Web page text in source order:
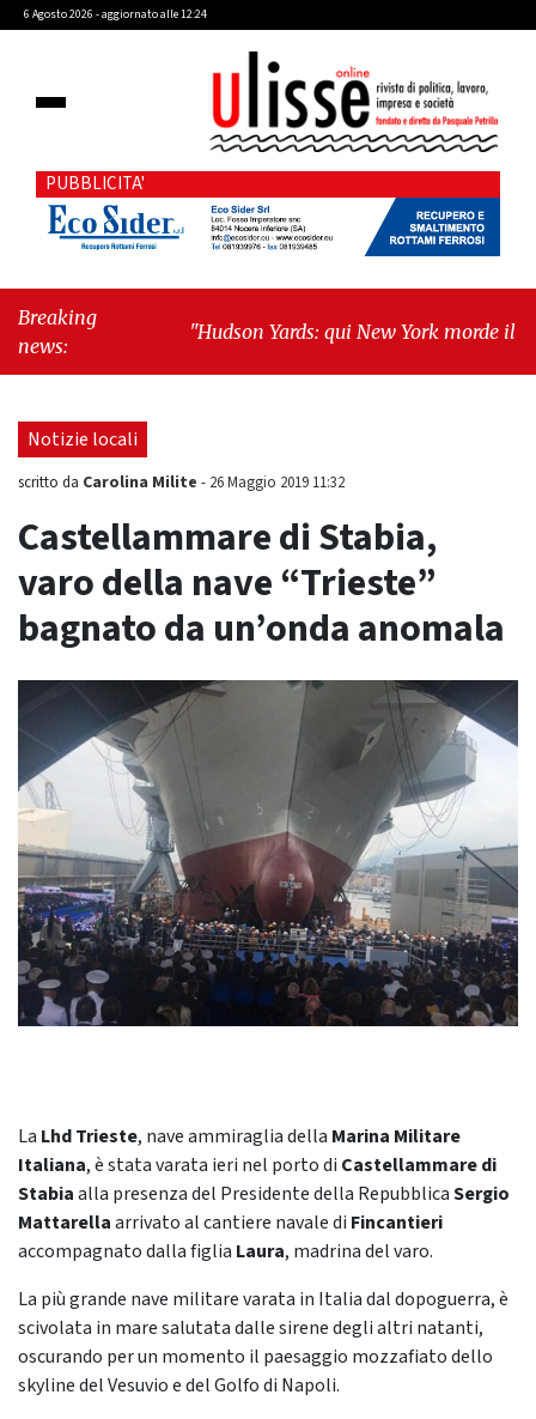
6 Agosto 2026 - aggiornato alle 12:24
PUBBLICITA'
Breaking
news:
"Hudson Yards: qui New York morde il futuro"
Notizie locali
scritto da Carolina Milite - 26 Maggio 2019 11:32
Castellammare di Stabia,
varo della nave “Trieste”
bagnato da un’onda anomala
La Lhd Trieste, nave ammiraglia della Marina Militare
Italiana, è stata varata ieri nel porto di Castellammare di
Stabiaalla presenza del Presidente della RepubblicaSergio
Mattarellaarrivato al cantiere navale di Fincantieri
accompagnato dalla figlia Laura, madrina del varo.
La più grande nave militare varata in Italia dal dopoguerra, è
scivolata in mare salutata dalle sirene degli altri natanti,
oscurando per un momento il paesaggio mozzafiato dello
skyline del Vesuvio e del Golfo di Napoli.